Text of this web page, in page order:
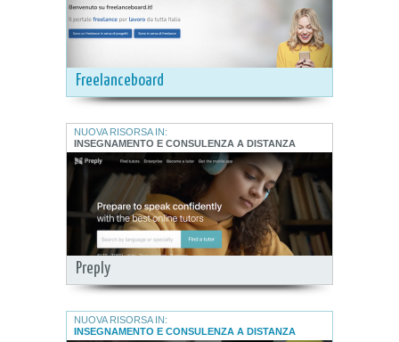
Freelanceboard
Preply
NUOVA RISORSA IN:
INSEGNAMENTO E CONSULENZA A DISTANZA
NUOVA RISORSA IN:
INSEGNAMENTO E CONSULENZA A DISTANZA